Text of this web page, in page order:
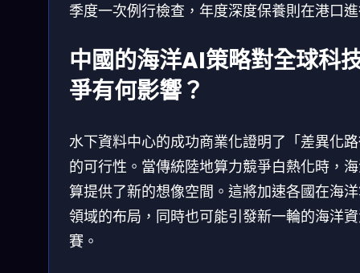
季度一次例行檢查，年度深度保養則在港口
中國的海洋AI策略對全球科
爭有何影響？
水下資料中心的成功商業化證明了「差異化
的可行性。當傳統陸地算力競爭白熱化時，
算提供了新的想像空間。這將加速各國在海
領域的布局，同時也可能引發新一輪的海洋
賽。